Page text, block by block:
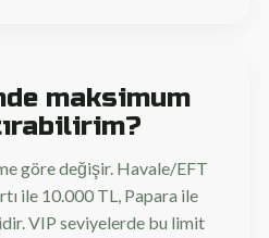
maksimum
göre değişir. Havale/EFT
ile 10.000 TL, Papara ile
VIP seviyelerde bu limit